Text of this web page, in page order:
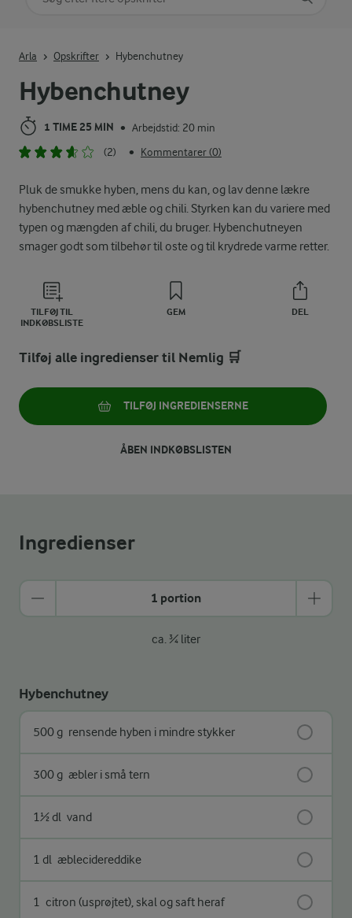
Hybenchutney
1 TIME 25 MIN • Arbejdstid: 20 min
(2)
• Kommentarer (0)
Pluk de smukke hyben, mens du kan, og lav denne lækre
hybenchutney med æble og chili. Styrken kan du variere med
typen og mængden af chili, du bruger. Hybenchutneyen
smager godt som tilbehør til oste og til krydrede varme retter.
TILFØJ TIL
INDKØBSLISTE
GEM DEL
Arla Opskrifter Hybenchutney
Tilføj alle ingredienser til Nemlig 🛒
TILFØJ INGREDIENSERNE
ÅBEN INDKØBSLISTEN
Ingredienser
1 portion
ca. ¾ liter
Hybenchutney
500 g rensende hyben i mindre stykker
300 g æbler i små tern
1½ dl vand
1 dl æblecidereddike
1 citron (usprøjtet), skal og saft heraf